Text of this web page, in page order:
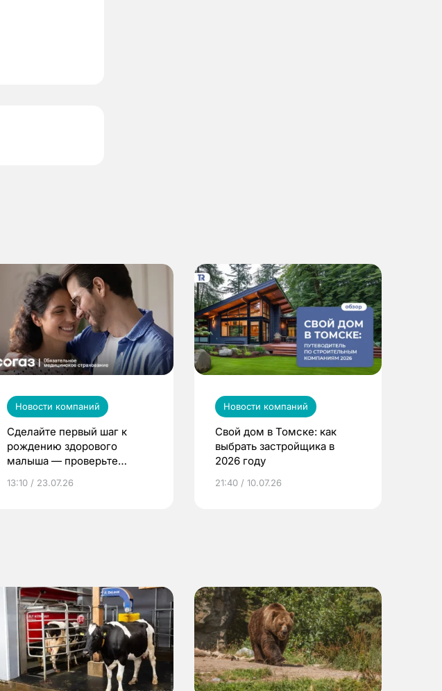
Новости компаний
Сделайте первый шаг к
рождению здорового
малыша — проверьте
по ОМС!
13:10 / 23.07.26
Новости компаний
Свой дом в Томске: как
выбрать застройщика в
2026 году
21:40 / 10.07.26